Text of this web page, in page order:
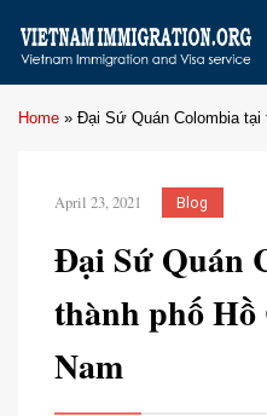
Home » Đại Sứ Quán Colombia tại
April 23, 2021 Blog
Đại Sứ Quán
thành phố
Nam